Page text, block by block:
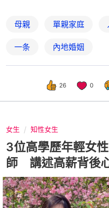
母親 單親家庭
一条 內地婚姻
26 0
女生 知性女生
3位高學歷年輕女
師 講述高薪背後